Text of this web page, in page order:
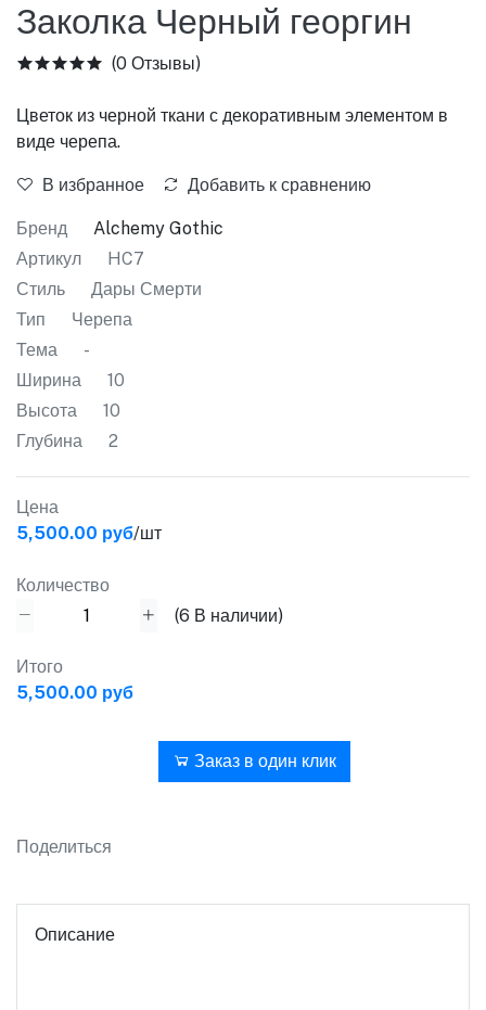
Заколка Черный георгин
(0 Отзывы)
Цветок из черной ткани с декоративным элементом в
виде черепа.
В избранное Добавить к сравнению
Бренд
Alchemy Gothic
Артикул
HC7
Стиль
Дары Смерти
Тип
Черепа
Тема
-
Ширина
10
Высота
10
Глубина
2
Цена
5,500.00 руб/шт
Количество
(6 В наличии)
Итого
5,500.00 руб
Заказ в один клик
Поделиться
Описание